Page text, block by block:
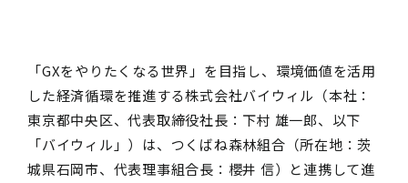
「GXをやりたくなる世界」を目指し、環境価値を活用
した経済循環を推進する株式会社バイウィル（本社：
東京都中央区、代表取締役社長：下村 雄一郎、以下
「バイウィル」）は、つくばね森林組合（所在地：茨
城県石岡市、代表理事組合長：櫻井 信）と連携して進